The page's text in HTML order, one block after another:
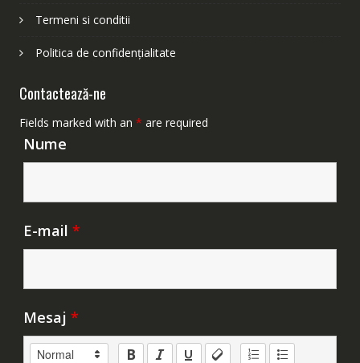
Termeni si conditii
Politica de confidențialitate
Contactează-ne
Fields marked with an * are required
Nume
E-mail *
Mesaj *